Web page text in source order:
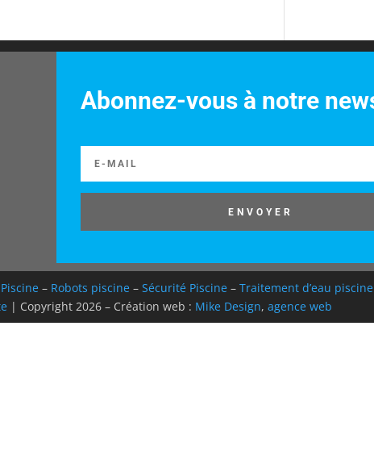
Abonnez-vous à notre
ENVOYER
– Robots piscine – Sécurité Piscine – Traitement d’eau piscine
| Copyright 2026 – Création web : Mike Design, agence web